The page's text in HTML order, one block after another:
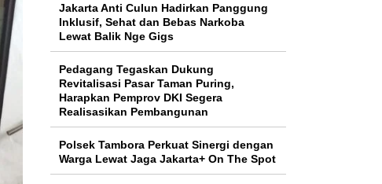
Jakarta Anti Culun Hadirkan Panggung
Inklusif, Sehat dan Bebas Narkoba
Lewat Balik Nge Gigs
Pedagang Tegaskan Dukung
Revitalisasi Pasar Taman Puring,
Harapkan Pemprov DKI Segera
Realisasikan Pembangunan
Polsek Tambora Perkuat Sinergi dengan
Warga Lewat Jaga Jakarta+ On The Spot